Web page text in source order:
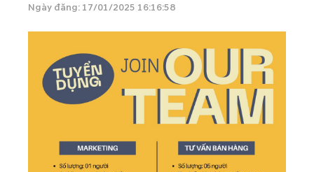
Ngày đăng: 17/01/2025 16:16:58